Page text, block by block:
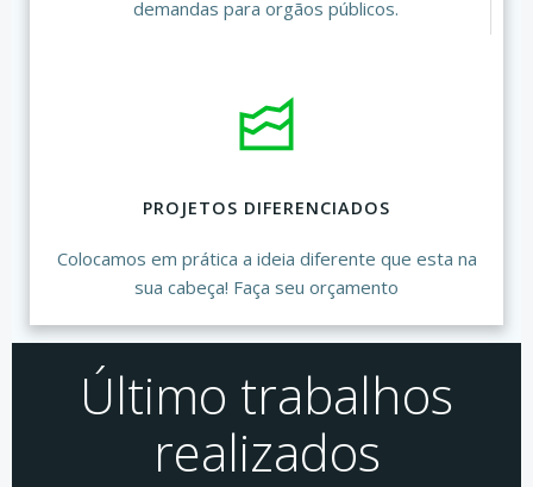
demandas para orgãos públicos.
PROJETOS DIFERENCIADOS
Colocamos em prática a ideia diferente que esta na
sua cabeça! Faça seu orçamento
Último trabalhos
realizados